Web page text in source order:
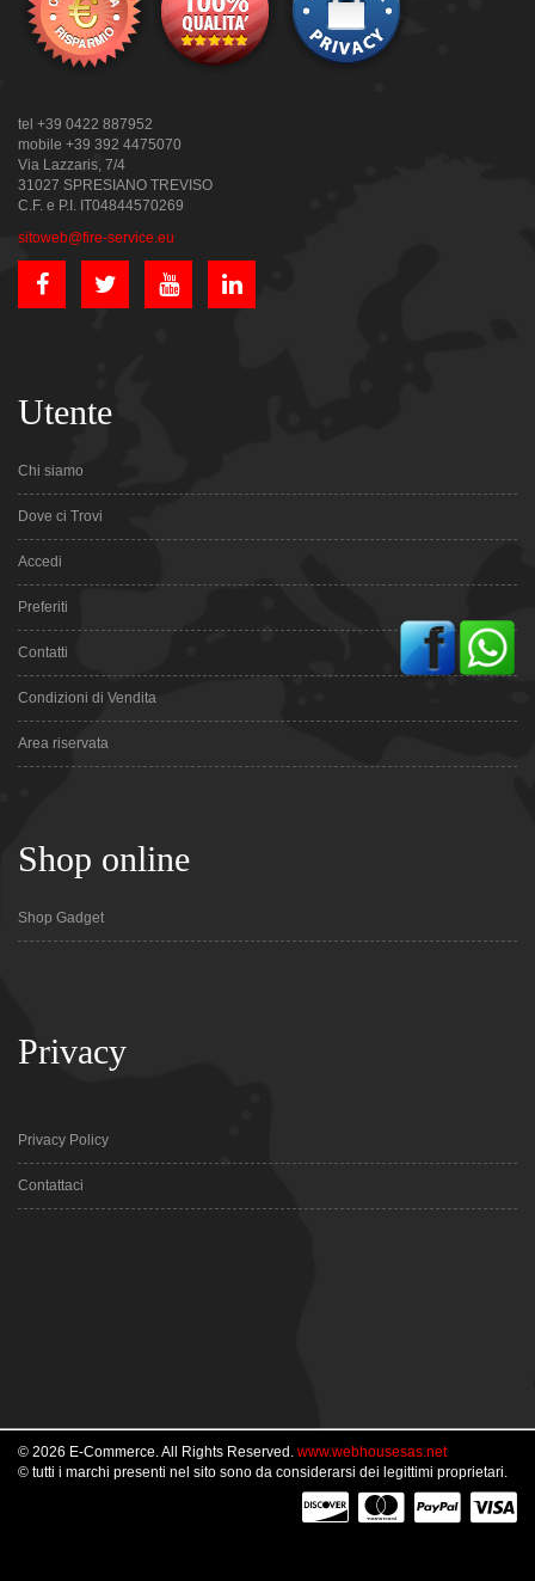
tel +39 0422 887952
mobile +39 392 4475070
Via Lazzaris, 7/4
31027 SPRESIANO TREVISO
C.F. e P.I. IT04844570269
sitoweb@fire-service.eu
Utente
Chi siamo
Dove ci Trovi
Accedi
Preferiti
Contatti
Condizioni di Vendita
Area riservata
Shop online
Shop Gadget
Privacy
Privacy Policy
Contattaci
© 2026 E-Commerce. All Rights Reserved. www.webhousesas.net
© tutti i marchi presenti nel sito sono da considerarsi dei legittimi proprietari.